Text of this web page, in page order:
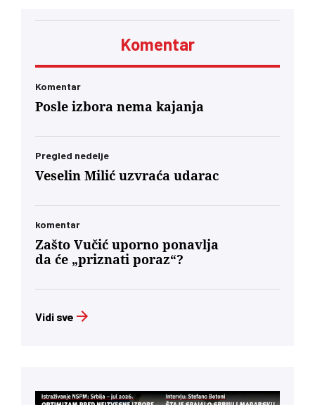
Komentar
Komentar
Posle izbora nema kajanja
Pregled nedelje
Veselin Milić uzvraća udarac
komentar
Zašto Vučić uporno ponavlja
da će „priznati poraz“?
Vidi sve